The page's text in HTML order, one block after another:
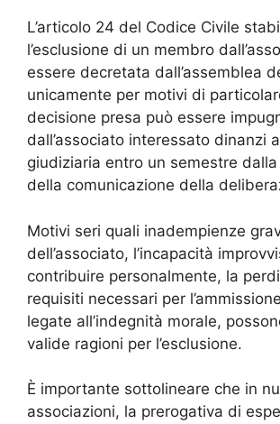
L’articolo 24 del Codice Civile
l’esclusione di un membro
essere decretata dall’assemblea
unicamente per motivi di
decisione presa può essere
dall’associato interessato dinanzi
giudiziaria entro un semestre
della comunicazione della
Motivi seri quali inadempienze
dell’associato, l’incapacità
contribuire personalmente, la
requisiti necessari per
legate all’indegnità morale,
valide ragioni per l’esclusione.
È importante sottolineare che in
associazioni, la prerogativa di